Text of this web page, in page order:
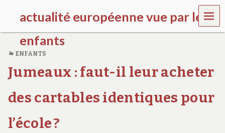
actualité européenne vue par les
enfants
i
d
g
l
l
MEN
U
ENFANTS
Jumeaux : faut-il leur acheter
des cartables identiques pour
l’école ?